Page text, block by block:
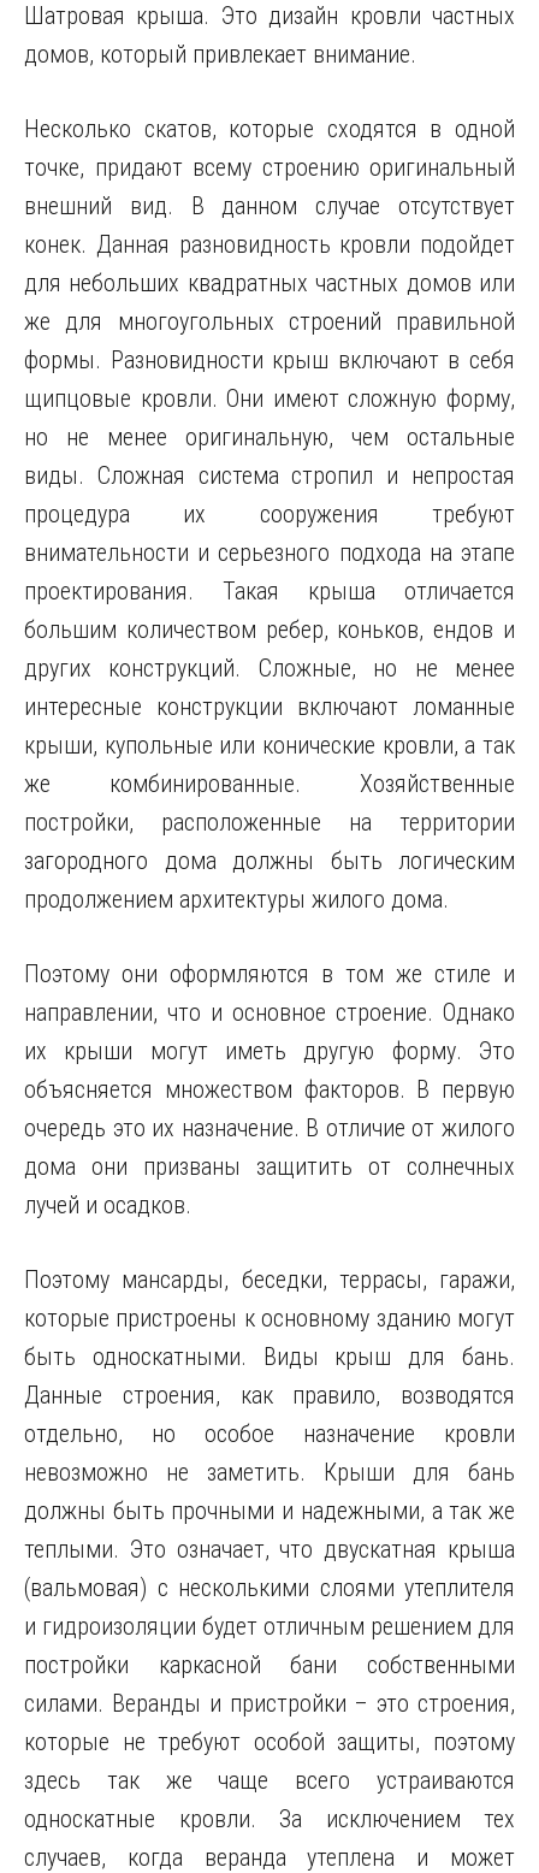
Шатровая крыша. Это дизайн кровли частных
домов, который привлекает внимание.
Несколько скатов, которые сходятся в одной
точке, придают всему строению оригинальный
внешний вид. В данном случае отсутствует
конек. Данная разновидность кровли подойдет
для небольших квадратных частных домов или
же для многоугольных строений правильной
формы. Разновидности крыш включают в себя
щипцовые кровли. Они имеют сложную форму,
но не менее оригинальную, чем остальные
виды. Сложная система стропил и непростая
процедура их сооружения требуют
внимательности и серьезного подхода на этапе
проектирования. Такая крыша отличается
большим количеством ребер, коньков, ендов и
других конструкций. Сложные, но не менее
интересные конструкции включают ломанные
крыши, купольные или конические кровли, а так
же комбинированные. Хозяйственные
постройки, расположенные на территории
загородного дома должны быть логическим
продолжением архитектуры жилого дома.
Поэтому они оформляются в том же стиле и
направлении, что и основное строение. Однако
их крыши могут иметь другую форму. Это
объясняется множеством факторов. В первую
очередь это их назначение. В отличие от жилого
дома они призваны защитить от солнечных
лучей и осадков.
Поэтому мансарды, беседки, террасы, гаражи,
которые пристроены к основному зданию могут
быть односкатными. Виды крыш для бань.
Данные строения, как правило, возводятся
отдельно, но особое назначение кровли
невозможно не заметить. Крыши для бань
должны быть прочными и надежными, а так же
теплыми. Это означает, что двускатная крыша
(вальмовая) с несколькими слоями утеплителя
и гидроизоляции будет отличным решением для
постройки каркасной бани собственными
силами. Веранды и пристройки – это строения,
которые не требуют особой защиты, поэтому
здесь так же чаще всего устраиваются
односкатные кровли. За исключением тех
случаев, когда веранда утеплена и может